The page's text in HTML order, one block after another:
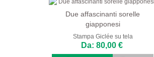
Due affascinanti sorelle
giapponesi
Stampa Giclée su tela
Da: 80,00 €